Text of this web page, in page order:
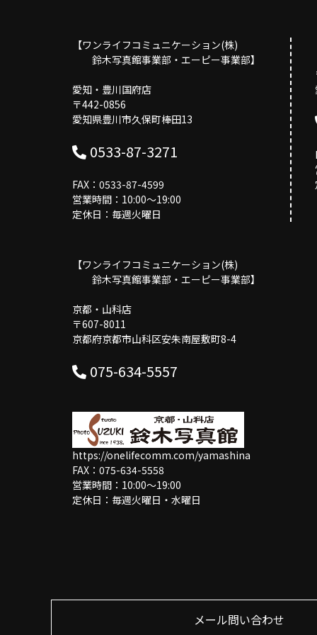
【ワンライフコミュニケーション(株)
鈴木写真館事業部・エーピー事業部】
愛知・豊川国府店
〒442-0856
愛知県豊川市久保町棒田13
0533-87-3271
FAX：0533-87-4599
営業時間：10:00〜19:00
定休日：毎週火曜日
【ワンライフコミュニケーション(株)
鈴木写真館事業部・エーピー事業部】
京都・山科店
〒607-8011
京都府京都市山科区安朱南屋敷町8-4
075-634-5557
https://onelifecomm.com/yamashina
FAX：075-634-5558
営業時間：10:00〜19:00
定休日：毎週火曜日・水曜日
メール問い合わせ